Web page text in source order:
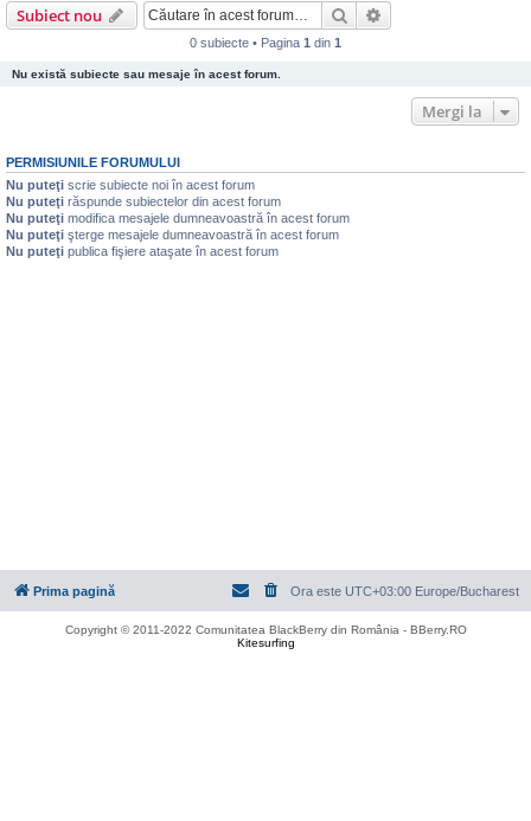
Subiect nou Căutare
0 subiecte • Pagina 1 din 1
Nu există subiecte sau mesaje în acest forum.
Mergi la
PERMISIUNILE FORUMULUI
Nu puteţi scrie subiecte noi în acest forum
Nu puteţi răspunde subiectelor din acest forum
Nu puteţi modifica mesajele dumneavoastră în acest forum
Nu puteţi şterge mesajele dumneavoastră în acest forum
Nu puteţi publica fişiere ataşate în acest forum
Prima pagină Ora este UTC+03:00 Europe/Bucharest
Copyright © 2011-2022 Comunitatea BlackBerry din România - BBerry.RO
Kitesurfing